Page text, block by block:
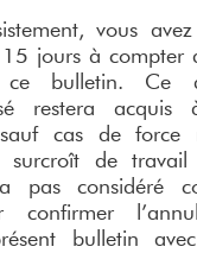
vous
jours à compter
ce bulletin. Ce
restera
cas de force
surcroît de
pas considéré
confirmer
bulletin